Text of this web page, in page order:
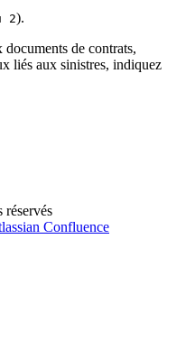
2).
documents de contrats,
liés aux sinistres, indiquez
réservés
Confluence